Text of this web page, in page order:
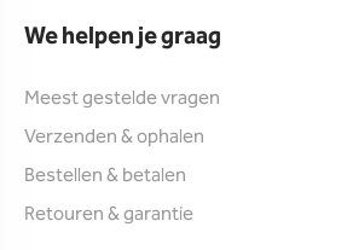
We helpen je graag
Meest gestelde vragen
Verzenden & ophalen
Bestellen & betalen
Retouren & garantie